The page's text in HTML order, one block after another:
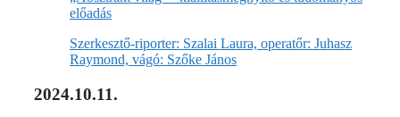
előadás
Szerkesztő-riporter: Szalai Laura, operatőr: Juhasz
Raymond, vágó: Szőke János
2024.10.11.